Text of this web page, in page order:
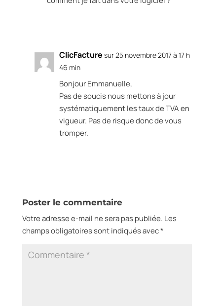
ClicFacture sur 25 novembre 2017 à 17 h
46 min
Bonjour Emmanuelle,
Pas de soucis nous mettons à jour
systématiquement les taux de TVA en
vigueur. Pas de risque donc de vous
tromper.
Poster le commentaire
Votre adresse e-mail ne sera pas publiée. Les
champs obligatoires sont indiqués avec*